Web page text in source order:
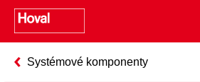
Systémové komponenty